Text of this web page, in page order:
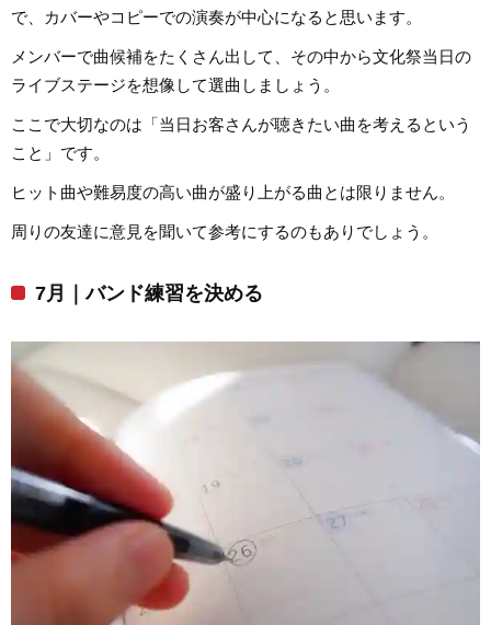
で、カバーやコピーでの演奏が中心になると思います。
メンバーで曲候補をたくさん出して、その中から文化祭当日の
ライブステージを想像して選曲しましょう。
ここで大切なのは「当日お客さんが聴きたい曲を考えるという
こと」です。
ヒット曲や難易度の高い曲が盛り上がる曲とは限りません。
周りの友達に意見を聞いて参考にするのもありでしょう。
7月｜バンド練習を決める